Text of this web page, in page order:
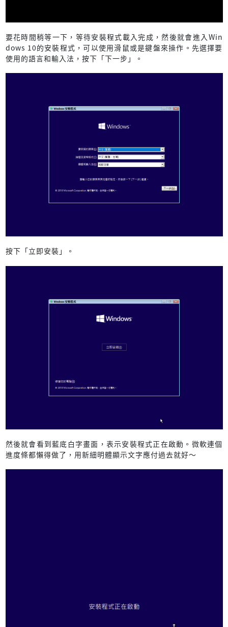
要花時間稍等一下，等待安裝程式載入完成，然後就會進入Win
dows 10的安裝程式，可以使用滑鼠或是鍵盤來操作。先選擇要
使用的語言和輸入法，按下「下一步」。
按下「立即安裝」。
然後就會看到藍底白字畫面，表示安裝程式正在啟動。微軟連個
進度條都懶得做了，用新細明體顯示文字應付過去就好～